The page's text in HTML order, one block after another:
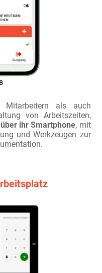
als auch
von Arbeitszeiten,
über ihr Smartphone, mit
und Werkzeugen zur